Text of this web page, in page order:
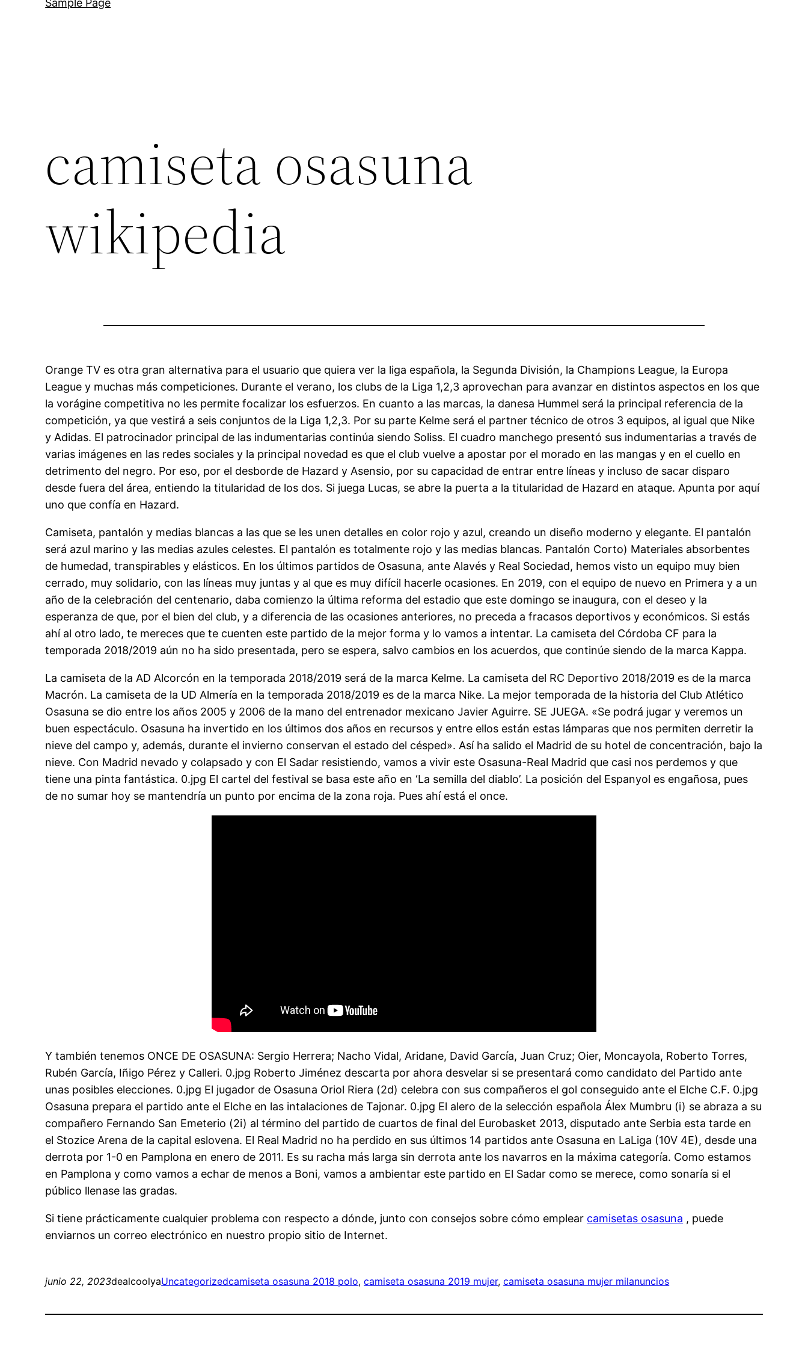
Sample Page
camiseta osasuna
wikipedia
Orange TV es otra gran alternativa para el usuario que quiera ver la liga española, la Segunda División, la Champions League, la Europa
League y muchas más competiciones. Durante el verano, los clubs de la Liga 1,2,3 aprovechan para avanzar en distintos aspectos en los que
la vorágine competitiva no les permite focalizar los esfuerzos. En cuanto a las marcas, la danesa Hummel será la principal referencia de la
competición, ya que vestirá a seis conjuntos de la Liga 1,2,3. Por su parte Kelme será el partner técnico de otros 3 equipos, al igual que Nike
y Adidas. El patrocinador principal de las indumentarias continúa siendo Soliss. El cuadro manchego presentó sus indumentarias a través de
varias imágenes en las redes sociales y la principal novedad es que el club vuelve a apostar por el morado en las mangas y en el cuello en
detrimento del negro. Por eso, por el desborde de Hazard y Asensio, por su capacidad de entrar entre líneas y incluso de sacar disparo
desde fuera del área, entiendo la titularidad de los dos. Si juega Lucas, se abre la puerta a la titularidad de Hazard en ataque. Apunta por aquí
uno que confía en Hazard.
Camiseta, pantalón y medias blancas a las que se les unen detalles en color rojo y azul, creando un diseño moderno y elegante. El pantalón
será azul marino y las medias azules celestes. El pantalón es totalmente rojo y las medias blancas. Pantalón Corto) Materiales absorbentes
de humedad, transpirables y elásticos. En los últimos partidos de Osasuna, ante Alavés y Real Sociedad, hemos visto un equipo muy bien
cerrado, muy solidario, con las líneas muy juntas y al que es muy difícil hacerle ocasiones. En 2019, con el equipo de nuevo en Primera y a un
año de la celebración del centenario, daba comienzo la última reforma del estadio que este domingo se inaugura, con el deseo y la
esperanza de que, por el bien del club, y a diferencia de las ocasiones anteriores, no preceda a fracasos deportivos y económicos. Si estás
ahí al otro lado, te mereces que te cuenten este partido de la mejor forma y lo vamos a intentar. La camiseta del Córdoba CF para la
temporada 2018/2019 aún no ha sido presentada, pero se espera, salvo cambios en los acuerdos, que continúe siendo de la marca Kappa.
La camiseta de la AD Alcorcón en la temporada 2018/2019 será de la marca Kelme. La camiseta del RC Deportivo 2018/2019 es de la marca
Macrón. La camiseta de la UD Almería en la temporada 2018/2019 es de la marca Nike. La mejor temporada de la historia del Club Atlético
Osasuna se dio entre los años 2005 y 2006 de la mano del entrenador mexicano Javier Aguirre. SE JUEGA. «Se podrá jugar y veremos un
buen espectáculo. Osasuna ha invertido en los últimos dos años en recursos y entre ellos están estas lámparas que nos permiten derretir la
nieve del campo y, además, durante el invierno conservan el estado del césped». Así ha salido el Madrid de su hotel de concentración, bajo la
nieve. Con Madrid nevado y colapsado y con El Sadar resistiendo, vamos a vivir este Osasuna-Real Madrid que casi nos perdemos y que
tiene una pinta fantástica. 0.jpg El cartel del festival se basa este año en ‘La semilla del diablo’. La posición del Espanyol es engañosa, pues
de no sumar hoy se mantendría un punto por encima de la zona roja. Pues ahí está el once.
Y también tenemos ONCE DE OSASUNA: Sergio Herrera; Nacho Vidal, Aridane, David García, Juan Cruz; Oier, Moncayola, Roberto Torres,
Rubén García, Iñigo Pérez y Calleri. 0.jpg Roberto Jiménez descarta por ahora desvelar si se presentará como candidato del Partido ante
unas posibles elecciones. 0.jpg El jugador de Osasuna Oriol Riera (2d) celebra con sus compañeros el gol conseguido ante el Elche C.F. 0.jpg
Osasuna prepara el partido ante el Elche en las intalaciones de Tajonar. 0.jpg El alero de la selección española Álex Mumbru (i) se abraza a su
compañero Fernando San Emeterio (2i) al término del partido de cuartos de final del Eurobasket 2013, disputado ante Serbia esta tarde en
el Stozice Arena de la capital eslovena. El Real Madrid no ha perdido en sus últimos 14 partidos ante Osasuna en LaLiga (10V 4E), desde una
derrota por 1-0 en Pamplona en enero de 2011. Es su racha más larga sin derrota ante los navarros en la máxima categoría. Como estamos
en Pamplona y como vamos a echar de menos a Boni, vamos a ambientar este partido en El Sadar como se merece, como sonaría si el
público llenase las gradas.
Si tiene prácticamente cualquier problema con respecto a dónde, junto con consejos sobre cómo emplear camisetas osasuna , puede
enviarnos un correo electrónico en nuestro propio sitio de Internet.
junio 22, 2023dealcoolyaUncategorizedcamiseta osasuna 2018 polo, camiseta osasuna 2019 mujer, camiseta osasuna mujer milanuncios